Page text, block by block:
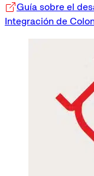
Guía sobre el
Integración de